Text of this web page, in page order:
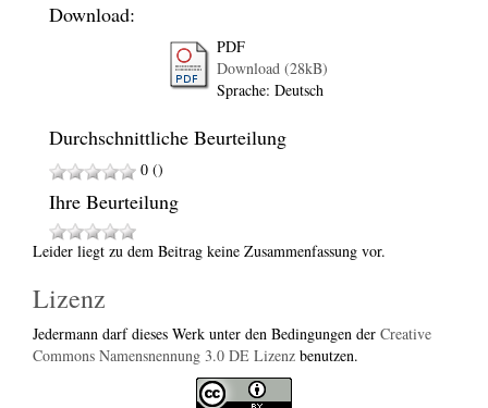
Download:
PDF
Download (28kB)
Sprache: Deutsch
Durchschnittliche Beurteilung
0 ()
Ihre Beurteilung
Leider liegt zu dem Beitrag keine Zusammenfassung vor.
Lizenz
Jedermann darf dieses Werk unter den Bedingungen der Creative
Commons Namensnennung 3.0 DE Lizenz benutzen.